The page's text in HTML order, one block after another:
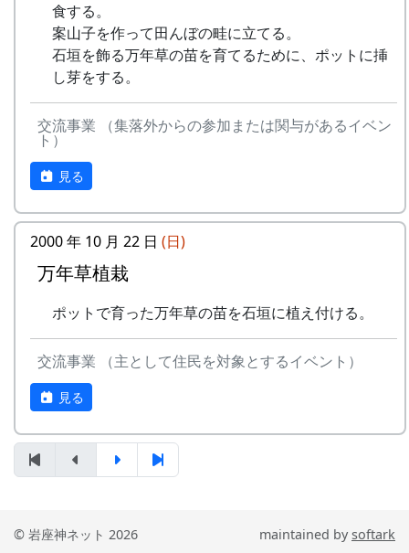
公会堂の押し入れ下に鍵がかかる書庫があって、
っています。その中で一番古いのは黒い長持ちの
中に入っています。
長持ちの蓋を開けます。
食する。
案山子を作って田んぼの畦に立てる。
石垣を飾る万年草の苗を育てるために、ポットに挿
し芽をする。
交流事業 （集落外からの参加または関与があるイベン
ト）
見る
2000 年 10 月 22 日 (日)
万年草植栽
ポットで育った万年草の苗を石垣に植え付ける。
交流事業 （主として住民を対象とするイベント）
見る
© 岩座神ネット 2026 maintained bysoftark